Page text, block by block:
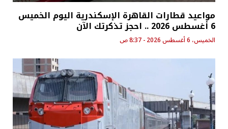
مواعيد قطارات القاهرة الإسكندرية اليوم الخميس
6 أغسطس 2026 .. احجز تذكرتك الآن
الخميس، 6 أغسطس 2026 - 8:37 ص